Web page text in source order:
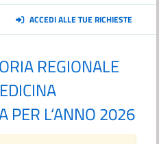
ACCEDI ALLE TUE RICHIESTE
REGIONALE
PER L‘ANNO 2026